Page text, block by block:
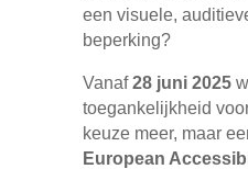
een visuele,
beperking?
Vanaf28 juni 2025
toegankelijkheid
keuze meer, maar
European